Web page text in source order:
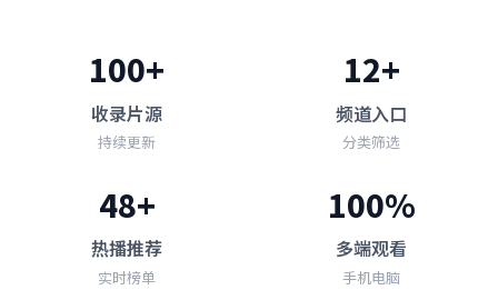
100+
收录片源
持续更新
12+
频道入口
分类筛选
48+
热播推荐
实时榜单
100%
多端观看
手机电脑